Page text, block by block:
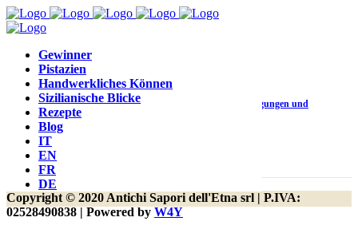
Gewinner
Pistazien
Handwerkliches Können
Sizilianische Blicke
Rezepte
Blog
IT
EN
FR
DE
juhu, wir sind auf einer Produktkategorieseite!
Kontakt Kundenbetreuung Bedingungen und
Copyright © 2020 Antichi Sapori dell'Etna srl | P.IVA:
02528490838 | Powered by W4Y